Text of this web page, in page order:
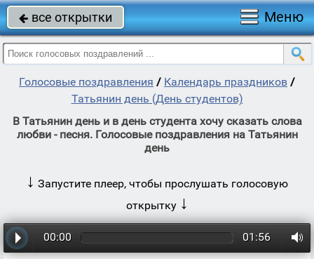
 все открытки Меню
Голосовые поздравления / Календарь праздников /
Татьянин день (День студентов)
В Татьянин день и в день студента хочу сказать слова
любви - песня. Голосовые поздравления на Татьянин
день
↓ Запустите плеер, чтобы прослушать голосовую
открытку ↓
00:00 01:56